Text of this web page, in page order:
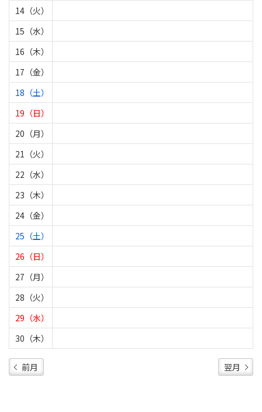
14（火）
15（水）
16（木）
17（金）
18（土）
19（日）
20（月）
21（火）
22（水）
23（木）
24（金）
25（土）
26（日）
27（月）
28（火）
29（水）
30（木）
前月 翌月